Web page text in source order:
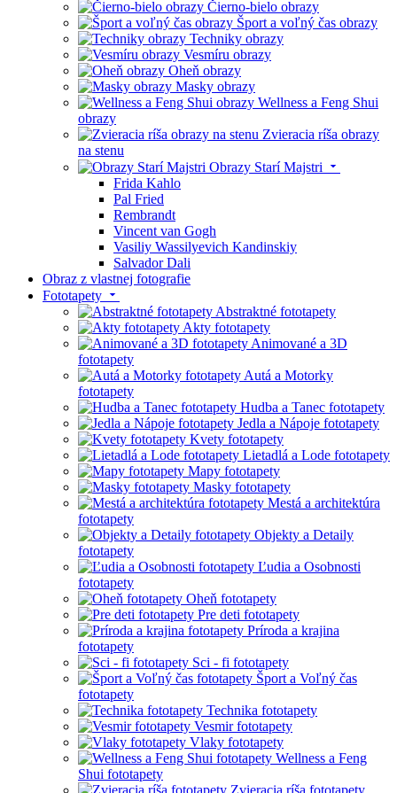
Čierno-bielo obrazy
Šport a voľný čas obrazy
Techniky obrazy
Vesmíru obrazy
Oheň obrazy
Masky obrazy
Wellness a Feng Shui
obrazy
Zvieracia ríša obrazy
na stenu
Obrazy Starí Majstri
Frida Kahlo
Pal Fried
Rembrandt
Vincent van Gogh
Vasiliy Wassilyevich Kandinskiy
Salvador Dali
Obraz z vlastnej fotografie
Fototapety
Abstraktné fototapety
Akty fototapety
Animované a 3D
fototapety
Autá a Motorky
fototapety
Hudba a Tanec fototapety
Jedla a Nápoje fototapety
Kvety fototapety
Lietadlá a Lode fototapety
Mapy fototapety
Masky fototapety
Mestá a architektúra
fototapety
Objekty a Detaily
fototapety
Ľudia a Osobnosti
fototapety
Oheň fototapety
Pre deti fototapety
Príroda a krajina
fototapety
Sci - fi fototapety
Šport a Voľný čas
fototapety
Technika fototapety
Vesmir fototapety
Vlaky fototapety
Wellness a Feng
Shui fototapety
Zvieracia ríša fototapety